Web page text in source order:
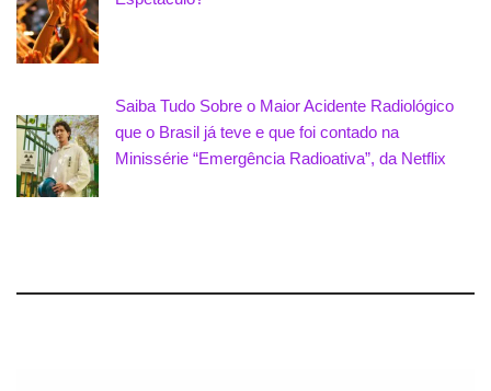
Saiba Tudo Sobre o Maior Acidente Radiológico
que o Brasil já teve e que foi contado na
Minissérie “Emergência Radioativa”, da Netflix